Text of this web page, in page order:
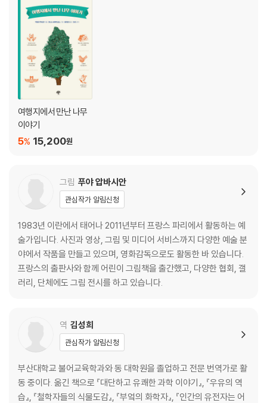
여행지에서 만난 나무
이야기
15,200원
5%
그림 푸야 압바시안
관심작가 알림신청
1983년 이란에서 태어나 2011년부터 프랑스 파리에서 활동하는 예
술가입니다. 사진과 영상, 그림 및 미디어 서비스까지 다양한 예술 분
야에서 작품을 만들고 있으며, 영화감독으로도 활동한 바 있습니다.
프랑스의 출판사와 함께 어린이 그림책을 출간했고, 다양한 협회, 갤
러리, 단체에도 그림 전시를 하고 있습니다.
역 김성희
관심작가 알림신청
부산대학교 불어교육학과와 동 대학원을 졸업하고 전문 번역가로 활
동 중이다. 옮긴 책으로 『대단하고 유쾌한 과학 이야기』, 『우유의 역
습』, 『철학자들의 식물도감』, 『부엌의 화학자』, 『인간의 유전자는 어